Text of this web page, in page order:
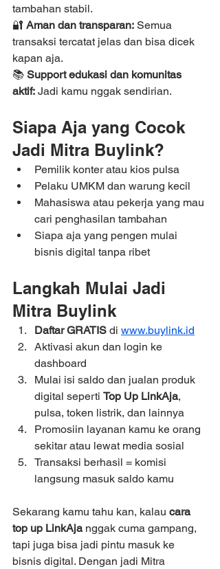
tambahan stabil.
🔐 Aman dan transparan: Semua
transaksi tercatat jelas dan bisa dicek
kapan aja.
📚 Support edukasi dan komunitas
aktif: Jadi kamu nggak sendirian.
Siapa Aja yang Cocok
Jadi Mitra Buylink?
Pemilik konter atau kios pulsa
Pelaku UMKM dan warung kecil
Mahasiswa atau pekerja yang mau
cari penghasilan tambahan
Siapa aja yang pengen mulai
bisnis digital tanpa ribet
Langkah Mulai Jadi
Mitra Buylink
Daftar GRATIS di www.buylink.id
Aktivasi akun dan login ke
dashboard
Mulai isi saldo dan jualan produk
digital seperti Top Up LinkAja,
pulsa, token listrik, dan lainnya
Promosiin layanan kamu ke orang
sekitar atau lewat media sosial
Transaksi berhasil = komisi
langsung masuk saldo kamu
Sekarang kamu tahu kan, kalau cara
top up LinkAja nggak cuma gampang,
tapi juga bisa jadi pintu masuk ke
bisnis digital. Dengan jadi Mitra